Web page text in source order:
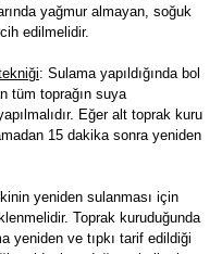
yağmur almayan, soğuk
edilmelidir.
: Sulama yapıldığında bol
tüm toprağın suya
Eğer alt toprak kuru
15 dakika sonra yeniden
yeniden sulanması için
Toprak kuruduğunda
yeniden ve tıpkı tarif edildiği